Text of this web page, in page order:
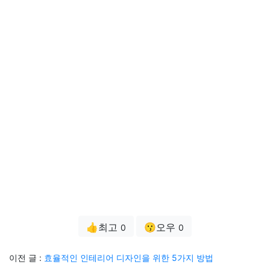
👍최고 0 😗오우 0
이전 글 : 효율적인 인테리어 디자인을 위한 5가지 방법